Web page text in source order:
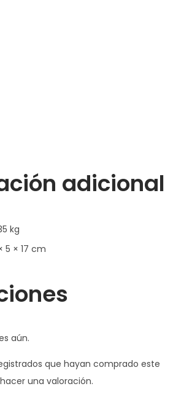
adicional
kg
5 × 17 cm
aún.
que hayan comprado este
una valoración.